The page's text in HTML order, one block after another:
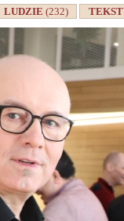
LUDZIE(232)